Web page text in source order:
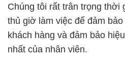
Chúng tôi rất trân trọng thời
thủ giờ làm việc để đảm
khách hàng và đảm bảo
nhất của nhân viên.